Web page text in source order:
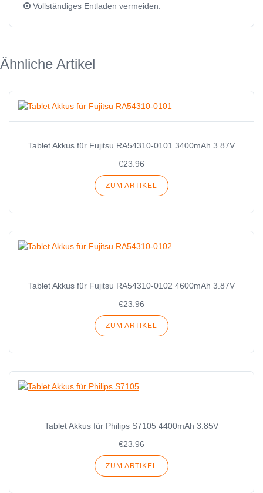
Vollständiges Entladen vermeiden.
Ähnliche Artikel
Tablet Akkus für Fujitsu RA54310-0101 3400mAh 3.87V
€23.96
ZUM ARTIKEL
Tablet Akkus für Fujitsu RA54310-0102 4600mAh 3.87V
€23.96
ZUM ARTIKEL
Tablet Akkus für Philips S7105 4400mAh 3.85V
€23.96
ZUM ARTIKEL